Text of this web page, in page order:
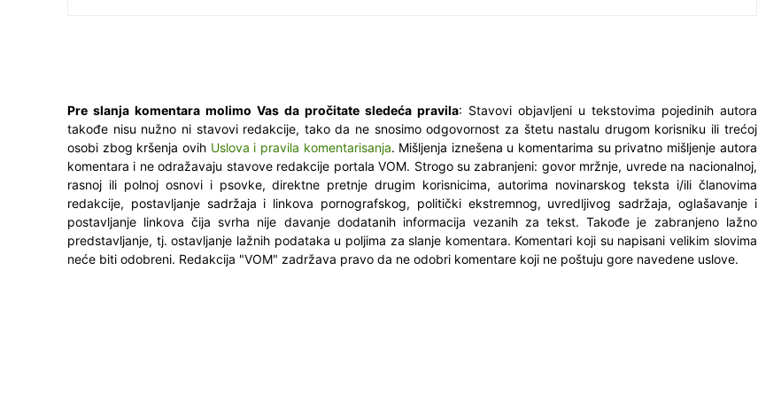
Pre slanja komentara molimo Vas da pročitate sledeća pravila: Stavovi objavljeni u tekstovima pojedinih autora
takođe nisu nužno ni stavovi redakcije, tako da ne snosimo odgovornost za štetu nastalu drugom korisniku ili trećoj
osobi zbog kršenja ovih Uslova i pravila komentarisanja. Mišljenja iznešena u komentarima su privatno mišljenje autora
komentara i ne odražavaju stavove redakcije portala VOM. Strogo su zabranjeni: govor mržnje, uvrede na nacionalnoj,
rasnoj ili polnoj osnovi i psovke, direktne pretnje drugim korisnicima, autorima novinarskog teksta i/ili članovima
redakcije, postavljanje sadržaja i linkova pornografskog, politički ekstremnog, uvredljivog sadržaja, oglašavanje i
postavljanje linkova čija svrha nije davanje dodatanih informacija vezanih za tekst. Takođe je zabranjeno lažno
predstavljanje, tj. ostavljanje lažnih podataka u poljima za slanje komentara. Komentari koji su napisani velikim slovima
neće biti odobreni. Redakcija "VOM" zadržava pravo da ne odobri komentare koji ne poštuju gore navedene uslove.